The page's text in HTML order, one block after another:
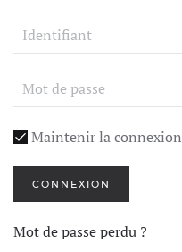
Maintenir la connexion
CONNEXION
Mot de passe perdu ?